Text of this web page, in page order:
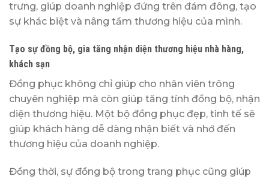
trưng, giúp doanh nghiệp đứng trên đám đông, tạo
sự khác biệt và nâng tầm thương hiệu của mình.
Tạo sự đồng bộ, gia tăng nhận diện thương hiệu nhà hàng,
khách sạn
Đồng phục không chỉ giúp cho nhân viên trông
chuyên nghiệp mà còn giúp tăng tính đồng bộ, nhận
diện thương hiệu. Một bộ đồng phục đẹp, tinh tế sẽ
giúp khách hàng dễ dàng nhận biết và nhớ đến
thương hiệu của doanh nghiệp.
Đồng thời, sự đồng bộ trong trang phục cũng giúp